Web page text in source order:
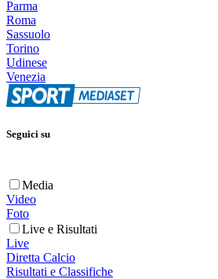
Parma
Roma
Sassuolo
Torino
Udinese
Venezia
Seguici su
Media
Video
Foto
Live e Risultati
Live
Diretta Calcio
Risultati e Classifiche